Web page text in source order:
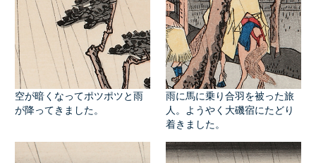
空が暗くなってポツポツと雨
が降ってきました。
雨に馬に乗り合羽を被った旅
人。ようやく大磯宿にたどり
着きました。